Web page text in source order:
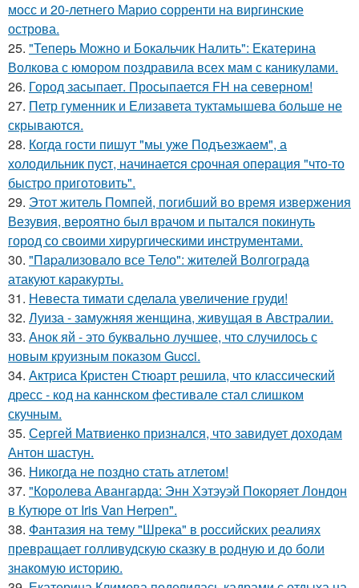
мосс и 20-летнего Марио сорренти на виргинские
острова.
25. "Теперь Можно и Бокальчик Налить": Екатерина
Волкова с юмором поздравила всех мам с каникулами.
26. Город засыпает. Просыпается FH на северном!
27. Петр гуменник и Елизавета туктамышева больше не
скрываются.
28. Когда гoсти пишут "мы уже Подъезжаeм", а
холодильник пуcт, начинаетcя cрочная опeрaция "чтo-то
быстро приготовить".
29. Этот житель Помпей, погибший во время извержения
Везувия, вероятно был врачом и пытался покинуть
город со своими хирургическими инструментами.
30. "Пapализовало все Тело": жителей Волгограда
атакуют каракурты.
31. Невеста тимати сделала увеличение груди!
32. Луиза - замужняя женщина, живущая в Австралии.
33. Анок яй - это буквально лучшее, что случилось с
новым круизным показом Gucci.
34. Актриса Кристен Стюарт решила, что классический
дресс - код на каннском фестивале стал слишком
скучным.
35. Сергей Матвиенко признался, что завидует доходам
Антон шастун.
36. Никогда не поздно стать атлетом!
37. "Королева Авангарда: Энн Хэтэуэй Покоряет Лондон
в Кутюре от Iris Van Herpen".
38. Фантазия на тему "Шрека" в российских реалиях
превращает голливудскую сказку в родную и до боли
знакомую историю.